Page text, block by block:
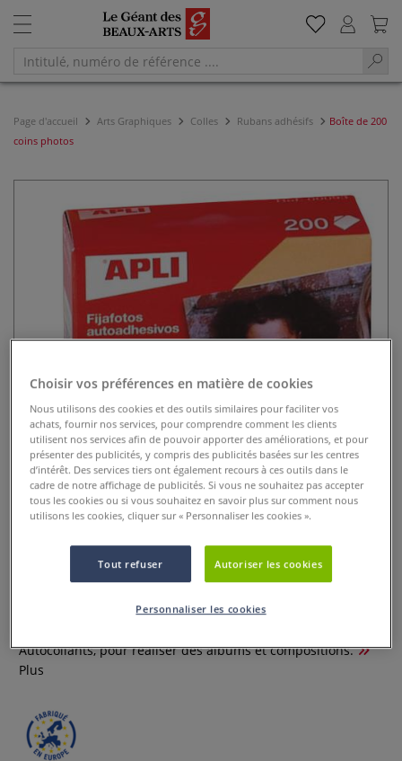
Page d'accueil Arts Graphiques Colles Rubans adhésifs
Boîte de 200
coins photos
Boîte de 200 coins photos
0 Commentaires
Autocollants, pour réaliser des albums et compositions.
Plus
Choisir vos préférences en matière de cookies
Nous utilisons des cookies et des outils similaires pour faciliter vos
achats, fournir nos services, pour comprendre comment les clients
utilisent nos services afin de pouvoir apporter des améliorations, et pour
présenter des publicités, y compris des publicités basées sur les centres
d’intérêt. Des services tiers ont également recours à ces outils dans le
cadre de notre affichage de publicités. Si vous ne souhaitez pas accepter
tous les cookies ou si vous souhaitez en savoir plus sur comment nous
utilisons les cookies, cliquer sur « Personnaliser les cookies ».
Tout refuser Autoriser les cookies
Personnaliser les cookies